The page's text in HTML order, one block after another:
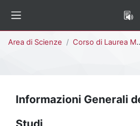
Area di Scienze Corso di Laurea Magistrale
Informazioni Generali
Studi